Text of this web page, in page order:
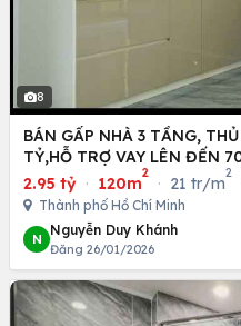
8
BÁN GẤP NHÀ 3 TẦNG,
TỶ,HỖ TRỢ VAY LÊN ĐẾN
2.95 tỷ · 120m
2
· 21 tr/m
2
Thành phố Hồ Chí Minh
N
Nguyễn Duy Khánh
Đăng 26/01/2026